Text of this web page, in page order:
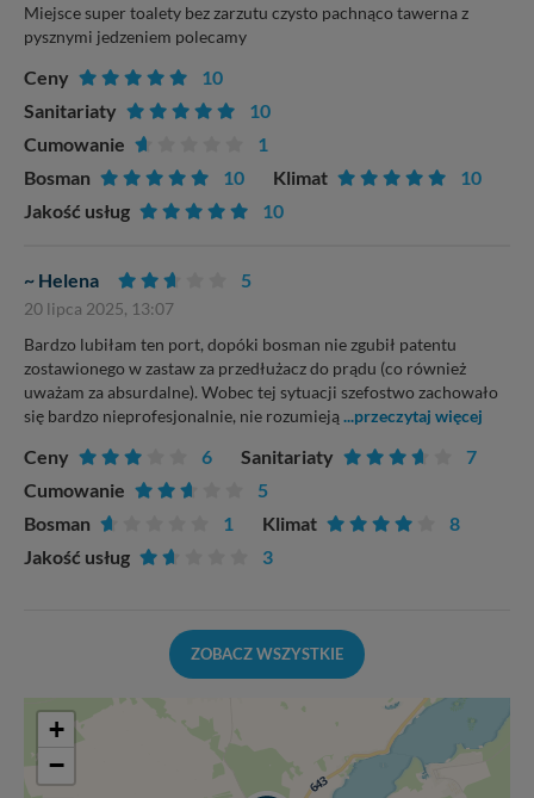
Miejsce super toalety bez zarzutu czysto pachnąco tawerna z
pysznymi jedzeniem polecamy
Ceny
10
Sanitariaty
10
Cumowanie
1
Bosman
10 Klimat
10
Jakość usług
10
~ Helena 5
20 lipca 2025, 13:07
Bardzo lubiłam ten port, dopóki bosman nie zgubił patentu
zostawionego w zastaw za przedłużacz do prądu (co również
uważam za absurdalne). Wobec tej sytuacji szefostwo zachowało
się bardzo nieprofesjonalnie, nie rozumieją ...przeczytaj więcej
Ceny 6 Sanitariaty
7
Cumowanie
5
Bosman
1 Klimat
8
Jakość usług
3
ZOBACZ WSZYSTKIE
+
−